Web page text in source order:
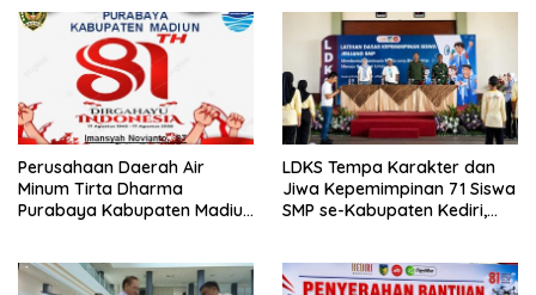
Perusahaan Daerah Air
Minum Tirta Dharma
Purabaya Kabupaten Madiun
Kemerdekaan RI Ke – 81
LDKS Tempa Karakter dan
Jiwa Kepemimpinan 71 Siswa
SMP se-Kabupaten Kediri,